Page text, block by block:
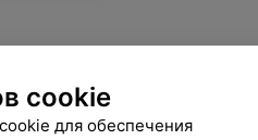
cookie
для обеспечения